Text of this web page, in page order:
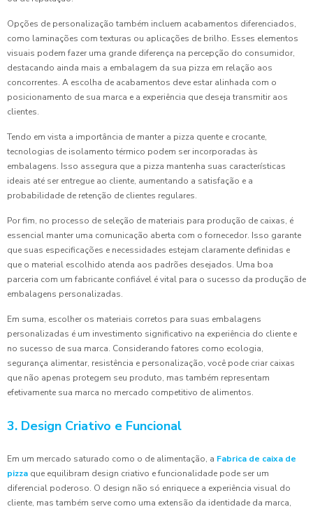
Opções de personalização também incluem acabamentos diferenciados,
como laminações com texturas ou aplicações de brilho. Esses elementos
visuais podem fazer uma grande diferença na percepção do consumidor,
destacando ainda mais a embalagem da sua pizza em relação aos
concorrentes. A escolha de acabamentos deve estar alinhada com o
posicionamento de sua marca e a experiência que deseja transmitir aos
clientes.
Tendo em vista a importância de manter a pizza quente e crocante,
tecnologias de isolamento térmico podem ser incorporadas às
embalagens. Isso assegura que a pizza mantenha suas características
ideais até ser entregue ao cliente, aumentando a satisfação e a
probabilidade de retenção de clientes regulares.
Por fim, no processo de seleção de materiais para produção de caixas, é
essencial manter uma comunicação aberta com o fornecedor. Isso garante
que suas especificações e necessidades estejam claramente definidas e
que o material escolhido atenda aos padrões desejados. Uma boa
parceria com um fabricante confiável é vital para o sucesso da produção de
embalagens personalizadas.
Em suma, escolher os materiais corretos para suas embalagens
personalizadas é um investimento significativo na experiência do cliente e
no sucesso de sua marca. Considerando fatores como ecologia,
segurança alimentar, resistência e personalização, você pode criar caixas
que não apenas protegem seu produto, mas também representam
efetivamente sua marca no mercado competitivo de alimentos.
3. Design Criativo e Funcional
Em um mercado saturado como o de alimentação, a Fabrica de caixa de
pizza que equilibram design criativo e funcionalidade pode ser um
diferencial poderoso. O design não só enriquece a experiência visual do
cliente, mas também serve como uma extensão da identidade da marca,